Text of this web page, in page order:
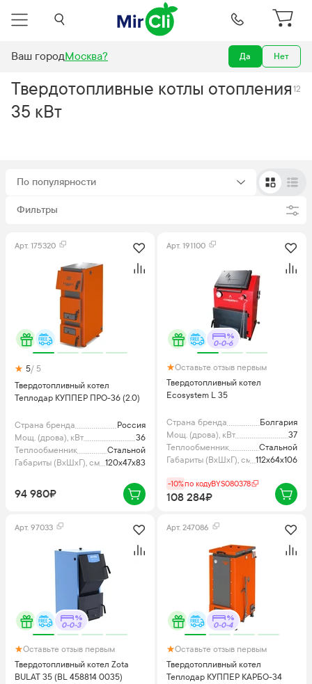
Ваш городМосква? Да Нет
ОтоплениеКотлыКотлы отопления на твердом топливе 30 кВт
Твердотопливные котлы отопления
35 кВт
12
По популярности
Фильтры
Арт. 175320
5/ 5
Твердотопливный котел
Теплодар КУППЕР ПРО-36 (2.0)
Страна бренда
Россия
Мощ. (дрова), кВт
36
Теплообменник
Стальной
Габариты (ВхШхГ), см 120x47x83
94 980₽
Арт. 191100
0-0-6
Оставьте отзыв первым
Твердотопливный котел
Ecosystem L 35
Страна бренда
Болгария
Мощ. (дрова), кВт
37
Теплообменник
Стальной
Габариты (ВхШхГ), см 112x64x106
-10%по кодуBYS080378
108 284₽
Арт. 97033
0-0-3
Оставьте отзыв первым
Твердотопливный котел Zota
BULAT 35 (BL 458814 0035)
Арт. 247086
0-0-4
Оставьте отзыв первым
Твердотопливный котел
Теплодар КУППЕР КАРБО-34